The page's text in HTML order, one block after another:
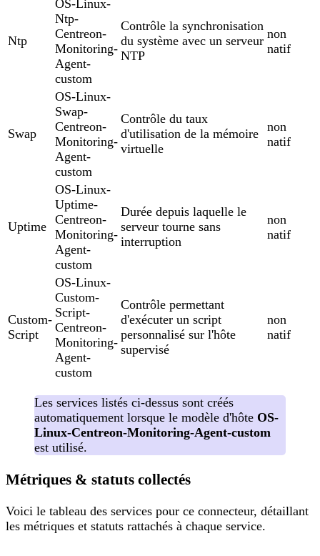
Ntp
OS-Linux-
Ntp-
Centreon-
Monitoring-
Agent-
custom
Contrôle la synchronisation
du système avec un serveur
NTP
non
natif
Swap
OS-Linux-
Swap-
Centreon-
Monitoring-
Agent-
custom
Contrôle du taux
d'utilisation de la mémoire
virtuelle
non
natif
Uptime
OS-Linux-
Uptime-
Centreon-
Monitoring-
Agent-
custom
Durée depuis laquelle le
serveur tourne sans
interruption
non
natif
Custom-
Script
OS-Linux-
Custom-
Script-
Centreon-
Monitoring-
Agent-
custom
Contrôle permettant
d'exécuter un script
personnalisé sur l'hôte
supervisé
non
natif
Les services listés ci-dessus sont créés
automatiquement lorsque le modèle d'hôte OS-
Linux-Centreon-Monitoring-Agent-custom
est utilisé.
Métriques & statuts collectés
Voici le tableau des services pour ce connecteur, détaillant
les métriques et statuts rattachés à chaque service.